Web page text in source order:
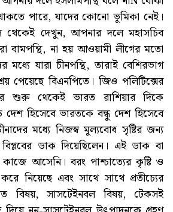
পারে, যাদের কোনো ভূমিকা নেই।
থেকেই দেখুন, আপনার দলে মহাসচিব
বামপন্থি, না হয় আওয়ামী লীগের মতো
মধ্যে যারা চীনপন্থি, তারাই বেশিরভাগ
পেয়েছে বিএনপিতে। জিও পলিটিক্সের
শুরু থেকেই ভারত রাশিয়ার দিকে
হিসেবে ভারতকে বন্ধু দেশ হিসেবে
মধ্যে নিজস্ব মূল্যবোধ সৃষ্টির জন্য
ডাক দিয়েছিলেন। এই ডাক বা
আসেনি। বরং পাশ্চাত্যের কৃষ্টি ও
করে নিয়েছে এবং সাথে সাথে প্রতীচ্যের
বিষয়, সাসটেইনবল বিষয়, টেকসই